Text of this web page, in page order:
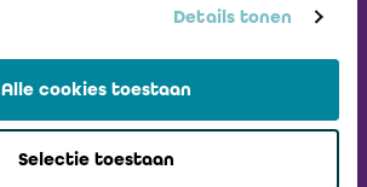
Details tonen
Alle cookies toestaan
Selectie toestaan